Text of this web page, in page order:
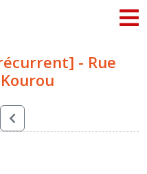
- Rue